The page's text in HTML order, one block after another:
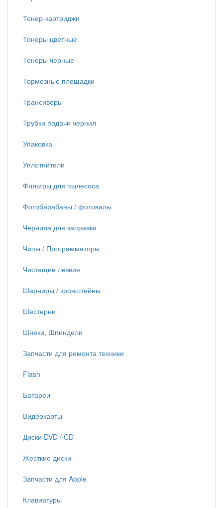
Тонер-картриджи
Тонеры цветные
Тонеры черные
Тормозные площадки
Трансиверы
Трубки подачи чернил
Упаковка
Уплотнители
Фильтры для пылесоса
Фотобарабаны / фотовалы
Чернила для заправки
Чипы / Программаторы
Чистящие лезвия
Шарниры / кронштейны
Шестерни
Шнеки, Шпиндели
Запчасти для ремонта техники
Flash
Батареи
Видеокарты
Диски DVD / CD
Жесткие диски
Запчасти для Apple
Клавиатуры